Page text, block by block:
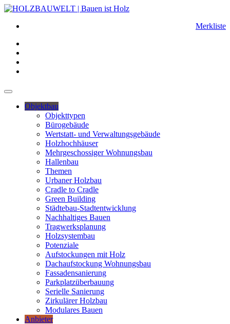
Merkliste
Objektbau
Objekttypen
Bürogebäude
Wertstatt- und Verwaltungsgebäude
Holzhochhäuser
Mehrgeschossiger Wohnungsbau
Hallenbau
Themen
Urbaner Holzbau
Cradle to Cradle
Green Building
Städtebau-Stadtentwicklung
Nachhaltiges Bauen
Tragwerksplanung
Holzsystembau
Potenziale
Aufstockungen mit Holz
Dachaufstockung Wohnungsbau
Fassadensanierung
Parkplatzüberbauung
Serielle Sanierung
Zirkulärer Holzbau
Modulares Bauen
Anbieter